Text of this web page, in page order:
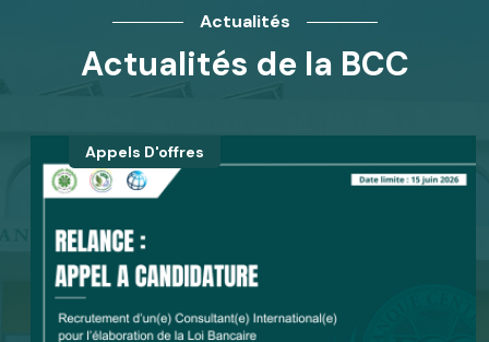
Actualités
Actualités de la BCC
Appels D'offres